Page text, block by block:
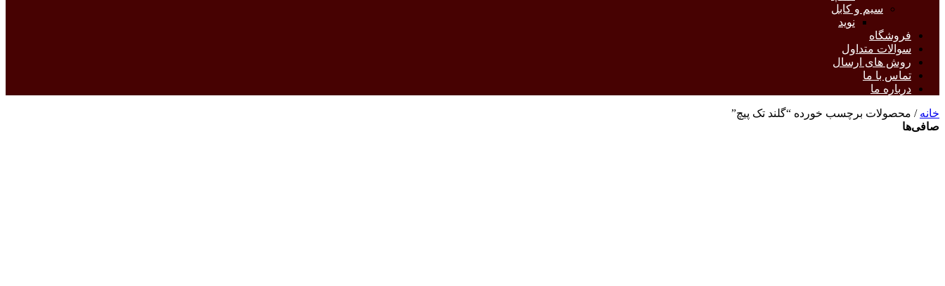
سیم و کابل
نوید
فروشگاه
سوالات متداول
روش های ارسال
تماس با ما
درباره ما
خانه / محصولات برچسب خورده “گلند تک پیچ”
صافی‌ها